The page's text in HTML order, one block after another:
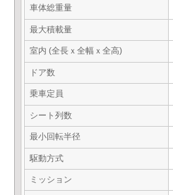
車体総重量
最大積載量
室内 (全長ｘ全幅ｘ全高)
ドア数
乗車定員
シート列数
最小回転半径
駆動方式
ミッション